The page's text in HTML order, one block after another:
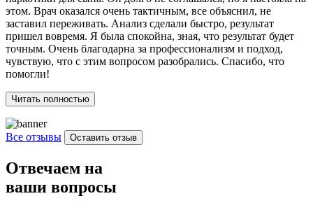
этом. Врач оказался очень тактичным, все объяснил, не
заставил переживать. Анализ сделали быстро, результат
пришел вовремя. Я была спокойна, зная, что результат будет
точным. Очень благодарна за профессионализм и подход,
чувствую, что с этим вопросом разобрались. Спасибо, что
помогли!
Читать полностью
Все отзывы Оставить отзыв
Отвечаем на
ваши вопросы